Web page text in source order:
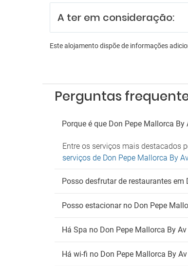
A ter em consideração:
Este alojamento dispõe de informações
Perguntas
Porque é que Don Pepe Mallorca
Entre os serviços mais destacados
serviços de Don Pepe Mallorca By
Posso desfrutar de restaurantes em
Posso estacionar no Don Pepe
Há Spa no Don Pepe Mallorca By
Há wi-fi no Don Pepe Mallorca By